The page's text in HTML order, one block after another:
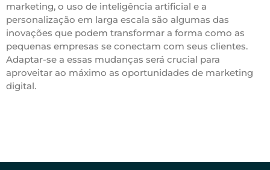
marketing, o uso de inteligência artificial e a
personalização em larga escala são algumas das
inovações que podem transformar a forma como as
pequenas empresas se conectam com seus clientes.
Adaptar-se a essas mudanças será crucial para
aproveitar ao máximo as oportunidades de marketing
digital.